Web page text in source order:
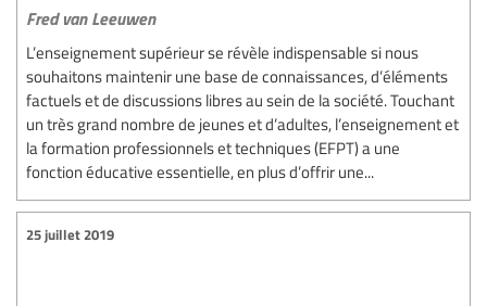
Fred van Leeuwen
L’enseignement supérieur se révèle indispensable si nous
souhaitons maintenir une base de connaissances, d’éléments
factuels et de discussions libres au sein de la société. Touchant
un très grand nombre de jeunes et d’adultes, l’enseignement et
la formation professionnels et techniques (EFPT) a une
fonction éducative essentielle, en plus d’offrir une...
25 juillet 2019